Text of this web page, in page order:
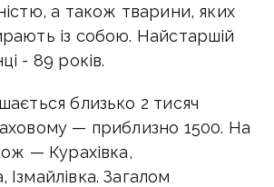
а також тварини, яких
із собою. Найстаршій
- 89 років.
близько 2 тисяч
— приблизно 1500. На
— Курахівка,
Ізмайлівка. Загалом